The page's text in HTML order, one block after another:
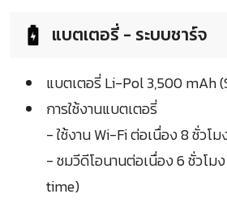
แบตเตอรี่ - ระบบชาร์จ
แบตเตอรี่ Li-Pol 3,500 mAh
การใช้งานแบตเตอรี่
- ใช้งาน Wi-Fi ต่อเนื่อง 8 ชั่วโม
- ชมวีดีโอนานต่อเนื่อง 6 ชั่วโม
time)